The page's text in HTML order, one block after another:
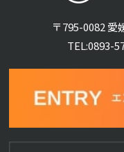
〒795-0082 愛
TEL:0893-